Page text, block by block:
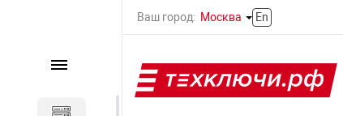
Ваш город: Москва En
Каталог